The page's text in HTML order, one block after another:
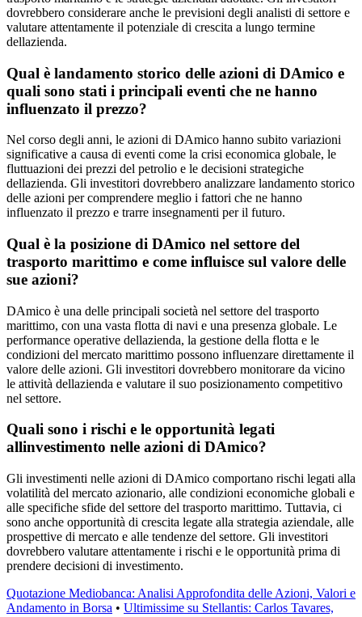
dovrebbero considerare anche le previsioni degli analisti di settore e
valutare attentamente il potenziale di crescita a lungo termine
dellazienda.
Qual è landamento storico delle azioni di DAmico e
quali sono stati i principali eventi che ne hanno
influenzato il prezzo?
Nel corso degli anni, le azioni di DAmico hanno subito variazioni
significative a causa di eventi come la crisi economica globale, le
fluttuazioni dei prezzi del petrolio e le decisioni strategiche
dellazienda. Gli investitori dovrebbero analizzare landamento storico
delle azioni per comprendere meglio i fattori che ne hanno
influenzato il prezzo e trarre insegnamenti per il futuro.
Qual è la posizione di DAmico nel settore del
trasporto marittimo e come influisce sul valore delle
sue azioni?
DAmico è una delle principali società nel settore del trasporto
marittimo, con una vasta flotta di navi e una presenza globale. Le
performance operative dellazienda, la gestione della flotta e le
condizioni del mercato marittimo possono influenzare direttamente il
valore delle azioni. Gli investitori dovrebbero monitorare da vicino
le attività dellazienda e valutare il suo posizionamento competitivo
nel settore.
Quali sono i rischi e le opportunità legati
allinvestimento nelle azioni di DAmico?
Gli investimenti nelle azioni di DAmico comportano rischi legati alla
volatilità del mercato azionario, alle condizioni economiche globali e
alle specifiche sfide del settore del trasporto marittimo. Tuttavia, ci
sono anche opportunità di crescita legate alla strategia aziendale, alle
prospettive di mercato e alle tendenze del settore. Gli investitori
dovrebbero valutare attentamente i rischi e le opportunità prima di
prendere decisioni di investimento.
Quotazione Mediobanca: Analisi Approfondita delle Azioni, Valori e
Andamento in Borsa • Ultimissime su Stellantis: Carlos Tavares,